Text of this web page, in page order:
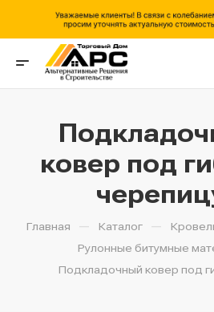
ковер под
Главная — Каталог —
Рулонные битумные
Подкладочный ковер под